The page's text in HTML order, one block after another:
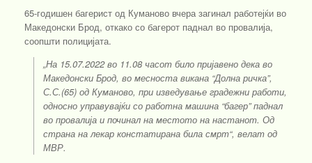
65-годишен багерист од Куманово вчера загинал работејќи во
Македонски Брод, откако со багерот паднал во провалија,
соопшти полицијата.
„На 15.07.2022 во 11.08 часот било пријавено дека во
Македонски Брод, во месноста викана “Долна ричка”,
С.С.(65) од Куманово, при изведување градежни работи,
односно управувајќи со работна машина “багер” паднал
во провалија и починал на местото на настанот. Од
страна на лекар констатирана била смрт“, велат од
МВР.